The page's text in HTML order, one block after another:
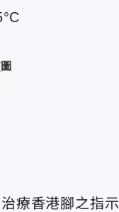
療香港腳之指示